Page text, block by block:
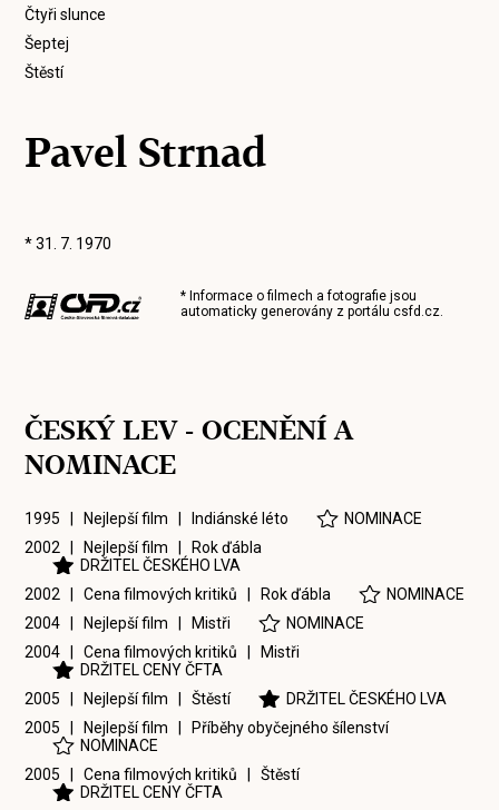
Čtyři slunce
Šeptej
Štěstí
Pavel Strnad
* 31. 7. 1970
* Informace o filmech a fotografie jsou
automaticky generovány z portálucsfd.cz.
ČESKÝ LEV - OCENĚNÍ A
NOMINACE
1995 | Nejlepší film | Indiánské léto
NOMINACE
2002 | Nejlepší film | Rok ďábla
DRŽITEL ČESKÉHO LVA
2002 | Cena filmových kritiků | Rok ďábla
NOMINACE
2004 | Nejlepší film | Mistři
NOMINACE
2004 | Cena filmových kritiků | Mistři
DRŽITEL CENY ČFTA
2005 | Nejlepší film |Štěstí
DRŽITEL ČESKÉHO LVA
2005 | Nejlepší film | Příběhy obyčejného šílenství
NOMINACE
2005 | Cena filmových kritiků |Štěstí
DRŽITEL CENY ČFTA